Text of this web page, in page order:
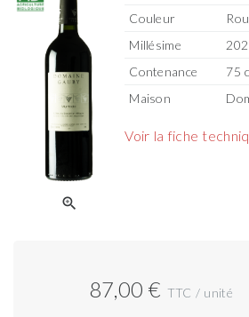
zoom_in
Couleur
Millésime
Contenance
75
Maison
Voir la fiche
87,00 € TTC / unité